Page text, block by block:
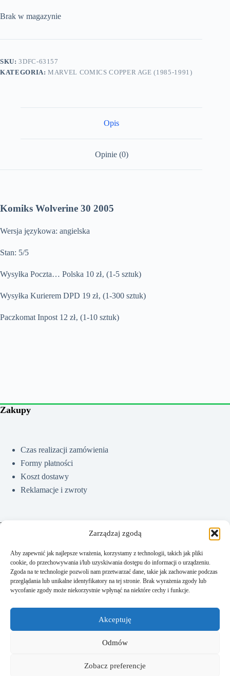
Zarządzaj zgodą
Aby zapewnić jak najlepsze wrażenia, korzystamy z technologii, takich jak pliki
cookie, do przechowywania i/lub uzyskiwania dostępu do informacji o urządzeniu.
Zgoda na te technologie pozwoli nam przetwarzać dane, takie jak zachowanie podczas
przeglądania lub unikalne identyfikatory na tej stronie. Brak wyrażenia zgody lub
wycofanie zgody może niekorzystnie wpłynąć na niektóre cechy i funkcje.
Akceptuję
Odmów
Zobacz preferencje
Brak w magazynie
SKU:3DFC-63157
KATEGORIA:MARVEL COMICS COPPER AGE (1985-1991)
Opis
Opinie (0)
Komiks Wolverine 30 2005
Wersja językowa: angielska
Stan: 5/5
Wysyłka Poczta… Polska 10 zł‚ (1-5 sztuk)
Wysyłka Kurierem DPD 19 zł‚ (1-300 sztuk)
Paczkomat Inpost 12 zł‚ (1-10 sztuk)
Zakupy
Czas realizacji zamówienia
Formy płatności
Koszt dostawy
Reklamacje i zwroty
Pomoc
Jak kupować?
Częste pytania
Polityka prywatności
Regulamin sklepu